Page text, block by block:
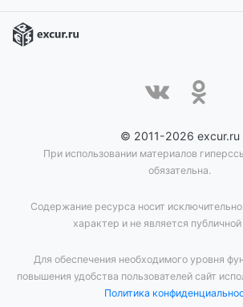
© 2011-2026 excur.ru
При использовании материалов
обязательна.
Содержание ресурса носит
характер и не является
Для обеспечения необходимого уровня
повышения удобства пользователей сайт
Политика